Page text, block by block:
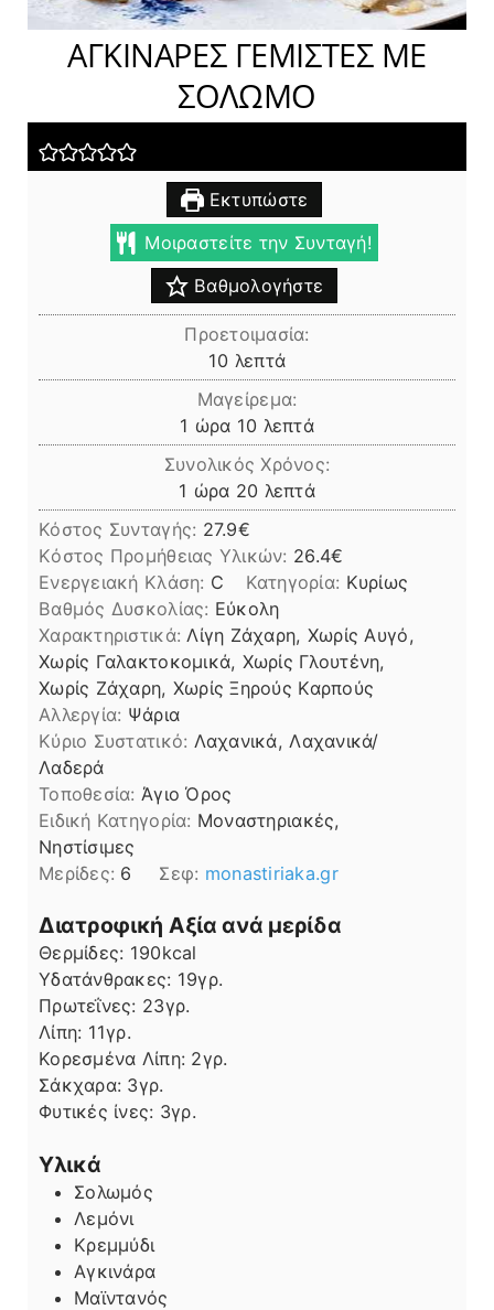
ΑΓΚΙΝΑΡΕΣ ΓΕΜΙΣΤΕΣ ΜΕ
ΣΟΛΩΜΟ
Εκτυπώστε
Μοιραστείτε την Συνταγή!
Βαθμολογήστε
Προετοιμασία:
10 λεπτά
λεπτά
Μαγείρεμα:
1 ώρα
ώρα 10 λεπτά
λεπτά
Συνολικός Χρόνος:
1 ώρα
ώρα 20 λεπτά
λεπτά
Κόστος Συνταγής: 27.9€
Kόστος Προμήθειας Υλικών: 26.4
Ενεργειακή Κλάση: C Κατηγορία: Κυρίως
Βαθμός Δυσκολίας: Εύκολη
Χαρακτηριστικά: Λίγη Ζάχαρη, Χωρίς Αυγό,
Χωρίς Γαλακτοκομικά, Χωρίς Γλουτένη,
Χωρίς Ζάχαρη, Χωρίς Ξηρούς Καρπούς
Αλλεργία: Ψάρια
Kύριο Συστατικό: Λαχανικά, Λαχανικά/
Λαδερά
Τοποθεσία: Άγιο Όρος
Ειδική Κατηγορία: Μοναστηριακές,
Νηστίσιμες
Μερίδες: 6 Σεφ: monastiriaka.gr
Διατροφική Αξία ανά μερίδα
Θερμίδες: 190kcal
Υδατάνθρακες: 19γρ.
Πρωτεΐνες: 23γρ.
Λίπη
Λίπη: 11γρ.
Κορεσμένα Λίπη: 2γρ.
Σάκχαρα: 3γρ.
Φυτικές ίνες: 3γρ.
Υλικά
Σολωμός
Λεμόνι
Κρεμμύδι
Αγκινάρα
Μαϊντανός